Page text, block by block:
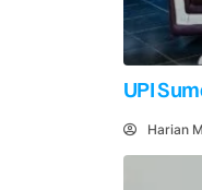
UPI
Harian